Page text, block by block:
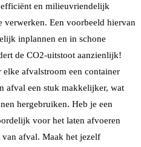
en milieuvriendelijk
Een voorbeeld hiervan
inplannen en in schone
de CO2-uitstoot aanzienlijk!
afvalstroom een container
afval een stuk makkelijker, wat
hergebruiken. Heb je een
voor het laten afvoeren
afval. Maak het jezelf